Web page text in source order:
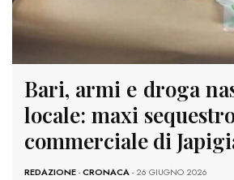
Bari, armi e droga
locale: maxi
commerciale di
REDAZIONE-CRONACA- 26 GIUGNO 2026